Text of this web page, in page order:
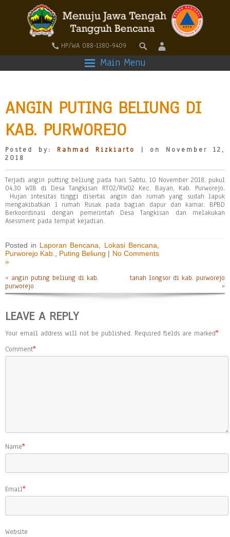
HP/WA 088-1380-9409
Main Menu
ANGIN PUTING BELIUNG DI
KAB. PURWOREJO
Posted by: Rahmad Rizkiarto
| on November 12,
2018
Terjadi angin putting beliung pada hari Sabtu, 10 November 2018, pukul
04.30 WIB di Desa Tangkisan RT02/RW02 Kec. Bayan, Kab. Purworejo.
Hujan intesitas tinggi disertai angin dan rumah yang sudah lapuk
mengakibatkan 1 rumah Rusak pada bagian dapur dan kamar. BPBD
Berkoordinasi dengan pemerintah Desa Tangkisan dan melakukan
Asessment pada tempat kejadian.
Posted in Laporan Bencana Lokasi Bencana
Purworejo Kab.
Puting Beliung | No Comments
»
« angin puting beliung di kab.
purworejo
tanah longsor di kab. purworejo
»
LEAVE A REPLY
Your email address will not be published. Required fields are marked*
Comment*
Name*
Email*
Website